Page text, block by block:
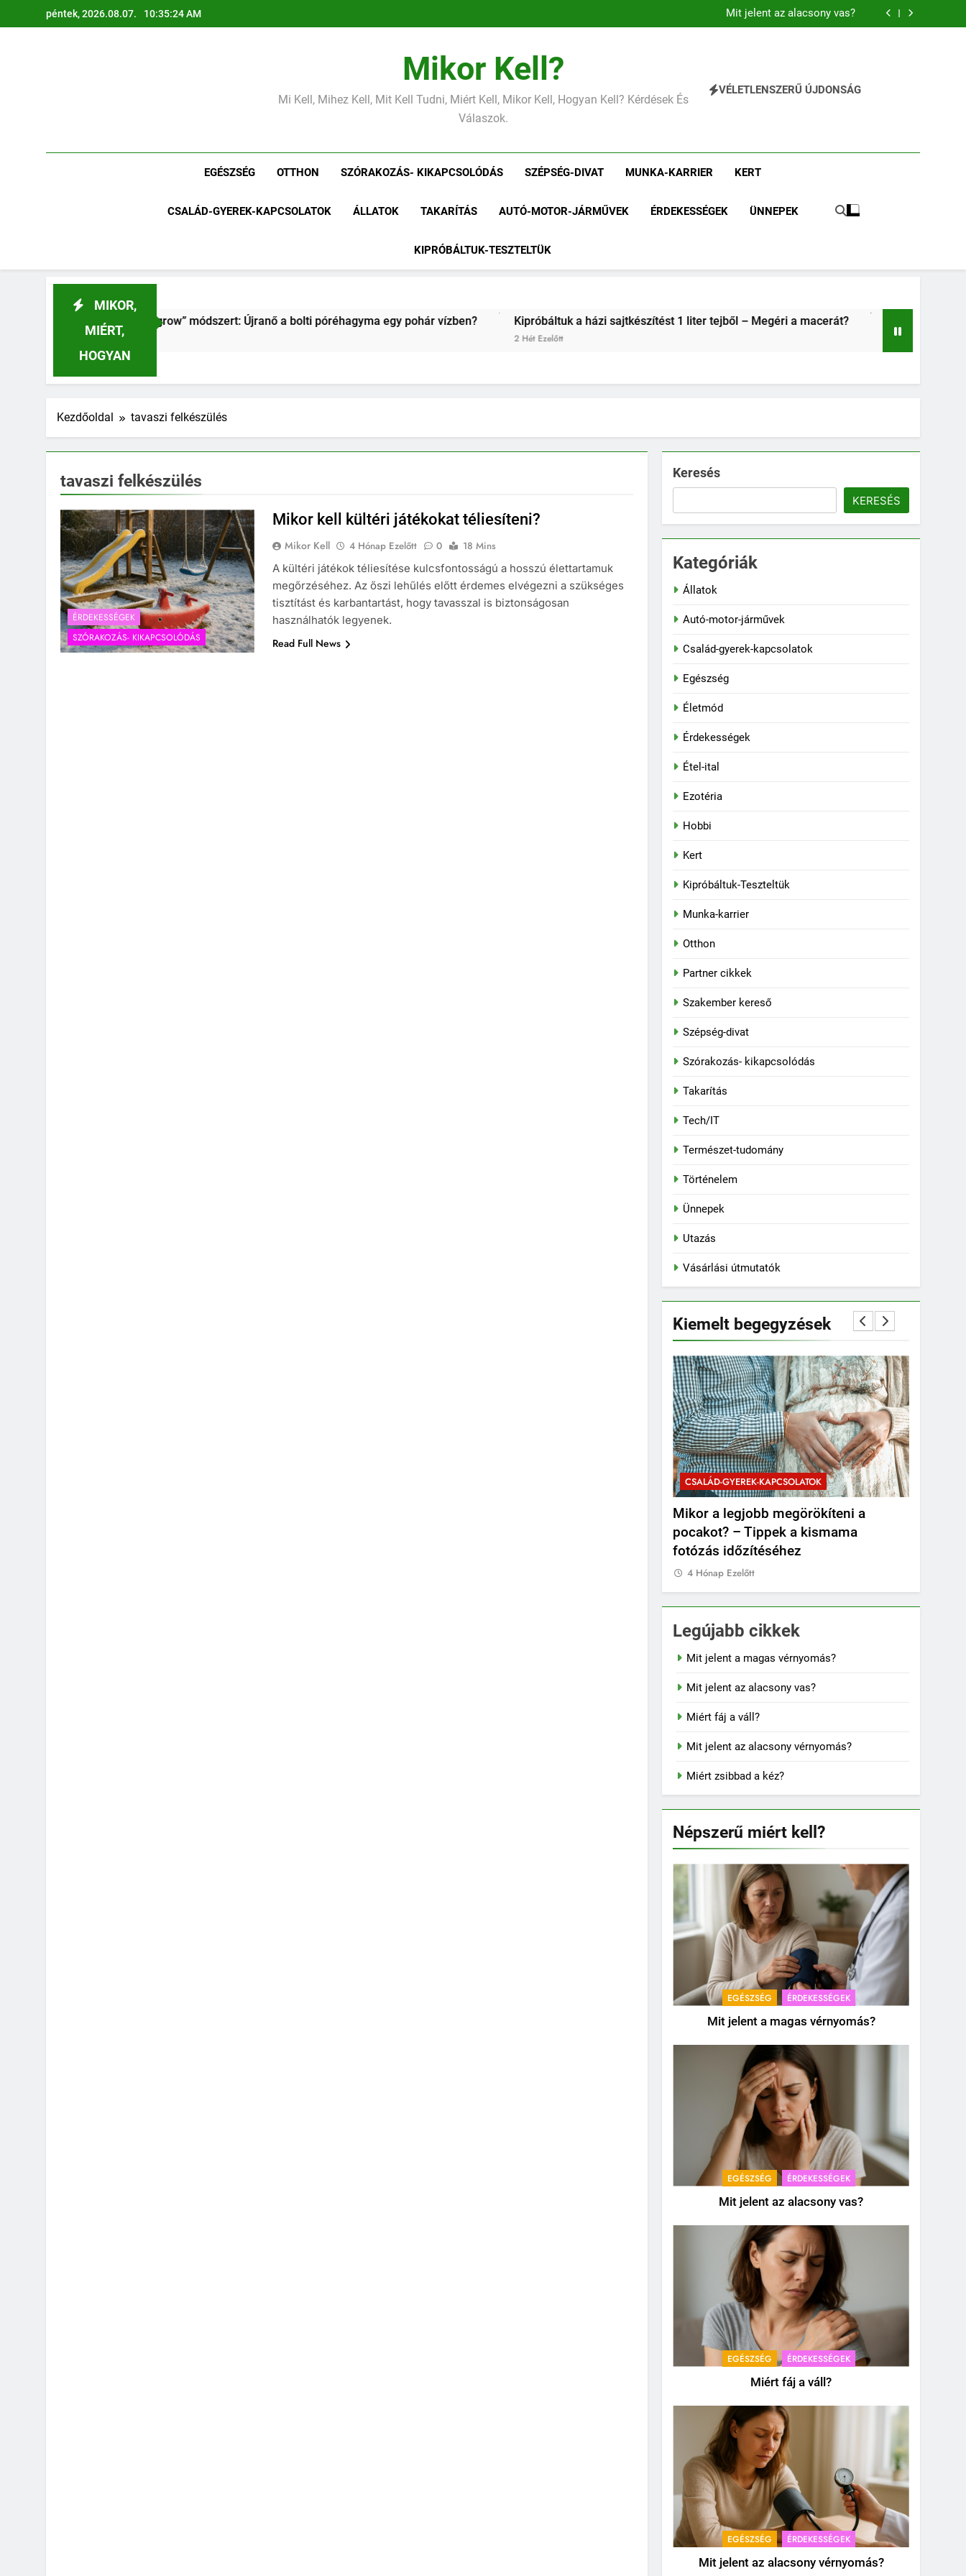
a
péntek, 2026.08.07. 10:35:26 AM
Mit jelent az alacsony vas?
Miért fáj a váll?
Mit jelent az alacsony vérnyomás?
Mikor Kell?
Mi Kell, Mihez Kell, Mit Kell Tudni, Miért Kell, Mikor Kell, Hogyan Kell? Kérdések És
Válaszok.
VÉLETLENSZERŰ ÚJDONSÁG
EGÉSZSÉG OTTHON SZÓRAKOZÁS- KIKAPCSOLÓDÁS SZÉPSÉG-DIVAT MUNKA-KARRIER KERT
CSALÁD-GYEREK-KAPCSOLATOK ÁLLATOK TAKARÍTÁS AUTÓ-MOTOR-JÁRMŰVEK ÉRDEKESSÉGEK ÜNNEPEK
KIPRÓBÁLTUK-TESZTELTÜK
MIKOR,
MIÉRT,
HOGYAN
módszert: Újranő a bolti póréhagyma egy pohár vízben? Kipróbáltuk a házi sajtkészítést 1 liter tejből – Megéri a macerát? Kipróbáltuk: 3 vadregényes túraútvonal
Kezdőoldal tavaszi felkészülés
tavaszi felkészülés
ÉRDEKESSÉGEK
SZÓRAKOZÁS- KIKAPCSOLÓDÁS
Mikor kell kültéri játékokat téliesíteni?
Mikor Kell 4 Hónap Ezelőtt 0
18 Mins
A kültéri játékok téliesítése kulcsfontosságú a hosszú élettartamuk
megőrzéséhez. Az őszi lehűlés előtt érdemes elvégezni a szükséges
tisztítást és karbantartást, hogy tavasszal is biztonságosan
használhatók legyenek.
Read Full News
Keresés
KERESÉS
Kategóriák
Állatok
Autó-motor-járművek
Család-gyerek-kapcsolatok
Egészség
Életmód
Érdekességek
Étel-ital
Ezotéria
Hobbi
Kert
Kipróbáltuk-Teszteltük
Munka-karrier
Otthon
Partner cikkek
Szakember kereső
Szépség-divat
Szórakozás- kikapcsolódás
Takarítás
Tech/IT
Természet-tudomány
Történelem
Ünnepek
Utazás
Vásárlási útmutatók
Kiemelt begegyzések
CSALÁD-GYEREK-KAPCSOLATOK
Mikor a legjobb megörökíteni a
pocakot? – Tippek a kismama
fotózás időzítéséhez
4 Hónap Ezelőtt
Legújabb cikkek
Mit jelent a magas vérnyomás?
Mit jelent az alacsony vas?
Miért fáj a váll?
Mit jelent az alacsony vérnyomás?
Miért zsibbad a kéz?
Népszerű miért kell?
EGÉSZSÉG ÉRDEKESSÉGEK
Mit jelent a magas vérnyomás?
EGÉSZSÉG ÉRDEKESSÉGEK
Mit jelent az alacsony vas?
EGÉSZSÉG ÉRDEKESSÉGEK
Miért fáj a váll?
EGÉSZSÉG ÉRDEKESSÉGEK
Mit jelent az alacsony vérnyomás?